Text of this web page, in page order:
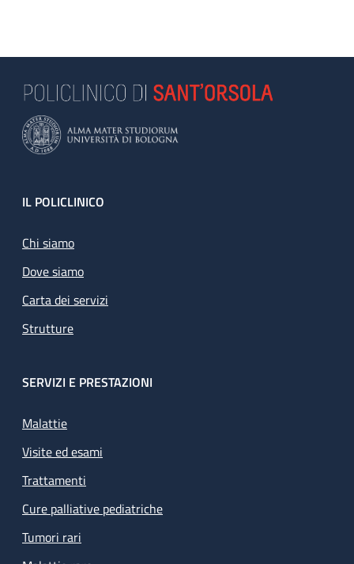
Footer
IL POLICLINICO
Chi siamo
Dove siamo
Carta dei servizi
Strutture
SERVIZI E PRESTAZIONI
Malattie
Visite ed esami
Trattamenti
Cure palliative pediatriche
Tumori rari